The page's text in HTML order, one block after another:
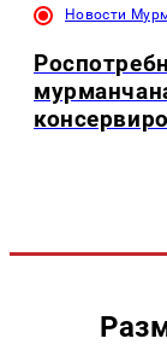
Новости